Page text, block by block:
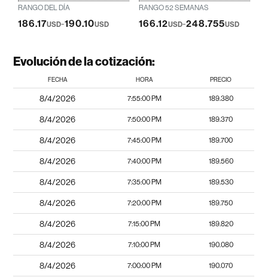
RANGO DEL DÍA
186.17USD-190.10USD
RANGO 52 SEMANAS
166.12USD-248.755USD
Evolución de la cotización:
FECHA HORA PRECIO
8/4/2026 7:55:00 PM 189.380
8/4/2026 7:50:00 PM 189.370
8/4/2026 7:45:00 PM 189.700
8/4/2026 7:40:00 PM 189.560
8/4/2026 7:35:00 PM 189.530
8/4/2026 7:20:00 PM 189.750
8/4/2026 7:15:00 PM 189.820
8/4/2026 7:10:00 PM 190.080
8/4/2026 7:00:00 PM 190.070